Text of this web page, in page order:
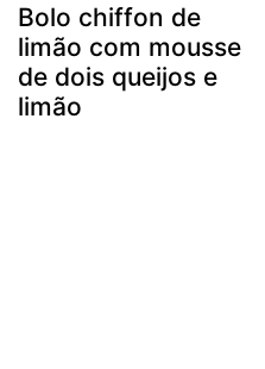
Bolo chiffon de
limão com mousse
de dois queijos e
limão